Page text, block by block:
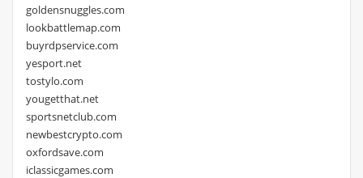
goldensnuggles.com
lookbattlemap.com
buyrdpservice.com
yesport.net
tostylo.com
yougetthat.net
sportsnetclub.com
newbestcrypto.com
oxfordsave.com
iclassicgames.com